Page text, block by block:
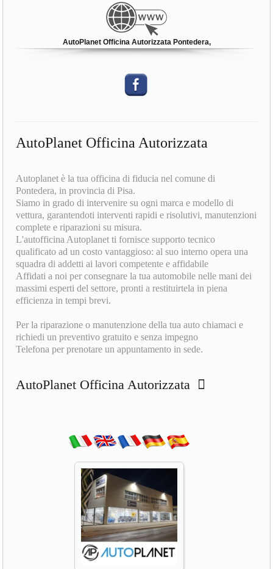
AutoPlanet Officina Autorizzata Pontedera,
AutoPlanet Officina Autorizzata
Autoplanet è la tua officina di fiducia nel comune di
Pontedera, in provincia di Pisa.
Siamo in grado di intervenire su ogni marca e modello di
vettura, garantendoti interventi rapidi e risolutivi, manutenzioni
complete e riparazioni su misura.
L'autofficina Autoplanet ti fornisce supporto tecnico
qualificato ad un costo vantaggioso: al suo interno opera una
squadra di addetti ai lavori competente e affidabile
Affidati a noi per consegnare la tua automobile nelle mani dei
massimi esperti del settore, pronti a restituirtela in piena
efficienza in tempi brevi.
Per la riparazione o manutenzione della tua auto chiamaci e
richiedi un preventivo gratuito e senza impegno
Telefona per prenotare un appuntamento in sede.
AutoPlanet Officina Autorizzata